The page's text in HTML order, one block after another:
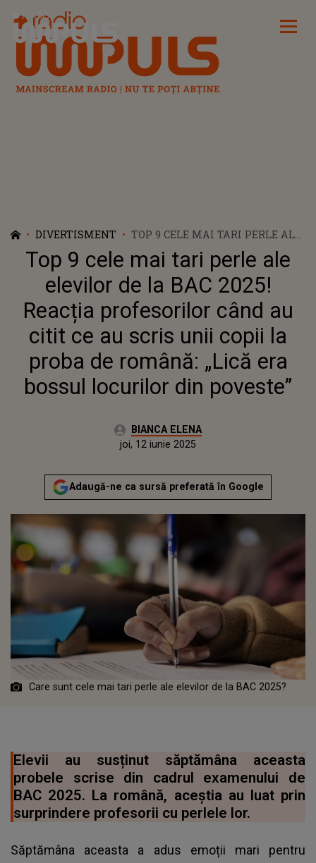
Radio Impuls
DIVERTISMENT
TOP 9 CELE MAI TARI PERLE ALE
ELEVILOR DE LA BAC 2025!
REACȚIA PROFESORILOR CÂND
AU CITIT CE AU SCRIS UNII
COPII LA PROBA DE ROMÂNĂ:
„LICĂ ERA BOSSUL LOCURILOR
Top 9 cele mai tari perle ale
elevilor de la BAC 2025!
Reacția profesorilor când au
citit ce au scris unii copii la
proba de română: „Lică era
bossul locurilor din poveste”
Autor:BIANCA ELENA
Actualizat:
joi, 12 iunie 2025
Adaugă-ne ca sursă preferată în Google
Care sunt cele mai tari perle ale elevilor de la BAC 2025?
Elevii au susținut săptămâna aceasta
probele scrise din cadrul examenului de
BAC 2025. La română, aceștia au luat prin
surprindere profesorii cu perlele lor.
Săptămâna aceasta a adus emoții mari pentru